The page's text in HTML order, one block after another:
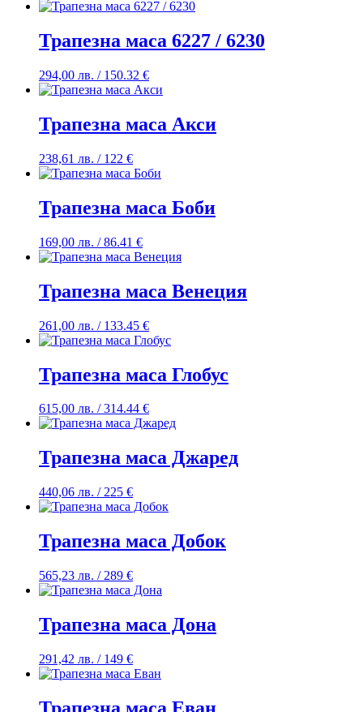
Трапезна маса 6227 / 6230
294,00 лв. / 150.32 €
Трапезна маса Акси
238,61 лв. / 122 €
Трапезна маса Боби
169,00 лв. / 86.41 €
Трапезна маса Венеция
261,00 лв. / 133.45 €
Трапезна маса Глобус
615,00 лв. / 314.44 €
Трапезна маса Джаред
440,06 лв. / 225 €
Трапезна маса Добок
565,23 лв. / 289 €
Трапезна маса Дона
291,42 лв. / 149 €
Трапезна маса Еван